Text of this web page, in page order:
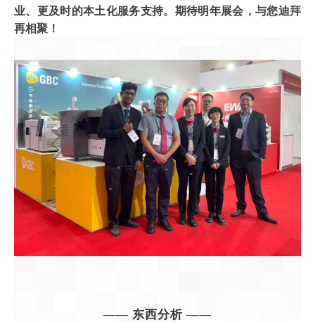
业、更及时的本土化服务支持。期待明年展会，与您迪拜
再相聚！
—— 东西分析 ——